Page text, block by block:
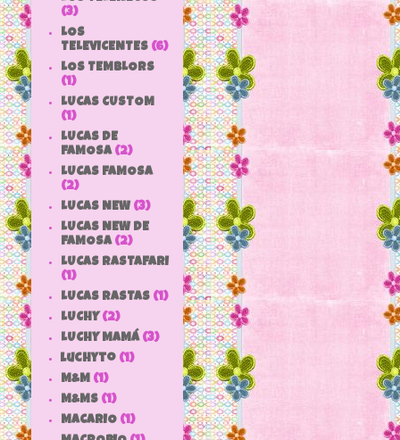
(3)
LOS
TELEVICENTES (6)
LOS TEMBLORS
(1)
LUCAS CUSTOM
(1)
LUCAS DE
FAMOSA (2)
LUCAS FAMOSA
(2)
LUCAS NEW (3)
LUCAS NEW DE
FAMOSA (2)
LUCAS RASTAFARI
(1)
LUCAS RASTAS (1)
LUCHY (2)
LUCHY MAMÁ (3)
luchyto (1)
M&M (1)
M&MS (1)
MACARIO (1)